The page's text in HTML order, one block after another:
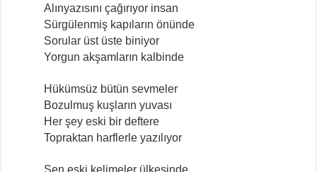
Alınyazısını çağırıyor insan
Sürgülenmiş kapıların önünde
Sorular üst üste biniyor
Yorgun akşamların kalbinde
Hükümsüz bütün sevmeler
Bozulmuş kuşların yuvası
Her şey eski bir deftere
Topraktan harflerle yazılıyor
Sen eski kelimeler ülkesinde